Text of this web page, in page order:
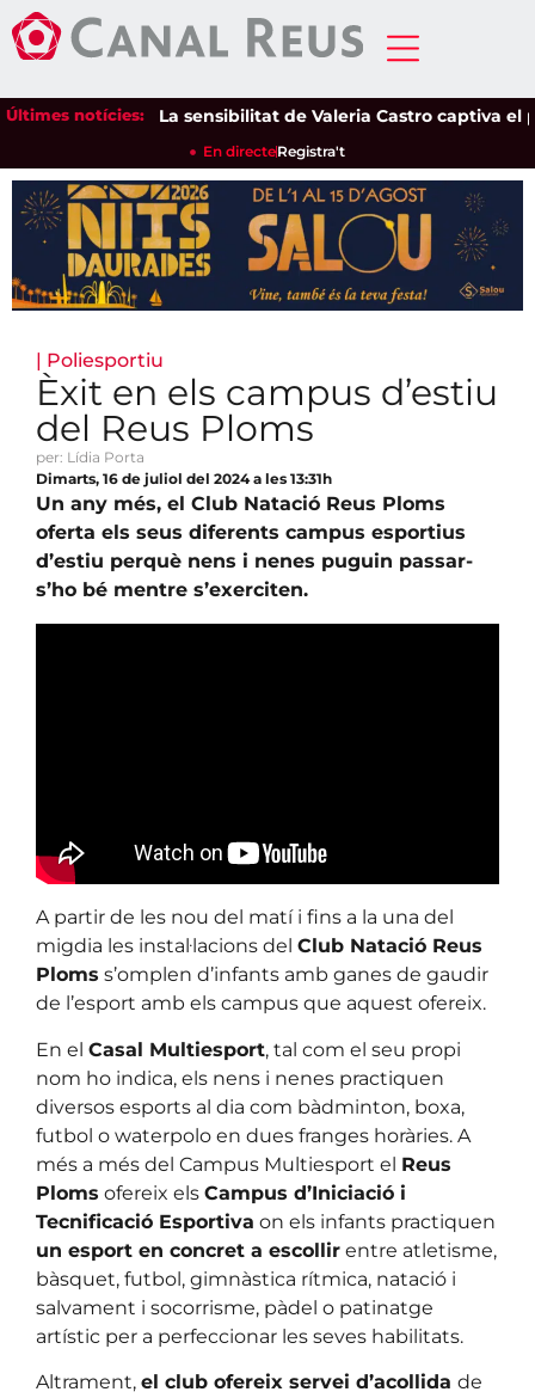
Últimes notícies:La sensibilitat de Valeria Castro captiva el
En directeRegistra't
| Poliesportiu
Èxit en els campus d’estiu
del Reus Ploms
per: Lídia Porta
Dimarts, 16 de juliol del 2024 a les 13:31h
Un any més, el Club Natació Reus Ploms
oferta els seus diferents campus esportius
d’estiu perquè nens i nenes puguin passar-
s’ho bé mentre s’exerciten.
A partir de les nou del matí i fins a la una del
migdia les instal·lacions del Club Natació Reus
Ploms s’omplen d’infants amb ganes de gaudir
de l’esport amb els campus que aquest ofereix.
En el Casal Multiesport, tal com el seu propi
nom ho indica, els nens i nenes practiquen
diversos esports al dia com bàdminton, boxa,
futbol o waterpolo en dues franges horàries. A
més a més del Campus Multiesport el Reus
Ploms ofereix els Campus d’Iniciació i
Tecnificació Esportiva on els infants practiquen
un esport en concret a escollir entre atletisme,
bàsquet, futbol, gimnàstica rítmica, natació i
salvament i socorrisme, pàdel o patinatge
artístic per a perfeccionar les seves habilitats.
Altrament, el club ofereix servei d’acollida de